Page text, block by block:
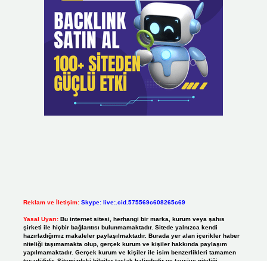
Reklam ve İletişim: Skype: live:.cid.575569c608265c69
Yasal Uyarı: Bu internet sitesi, herhangi bir marka, kurum veya şahıs
şirketi ile hiçbir bağlantısı bulunmamaktadır. Sitede yalnızca kendi
hazırladığımız makaleler paylaşılmaktadır. Burada yer alan içerikler haber
niteliği taşımamakta olup, gerçek kurum ve kişiler hakkında paylaşım
yapılmamaktadır. Gerçek kurum ve kişiler ile isim benzerlikleri tamamen